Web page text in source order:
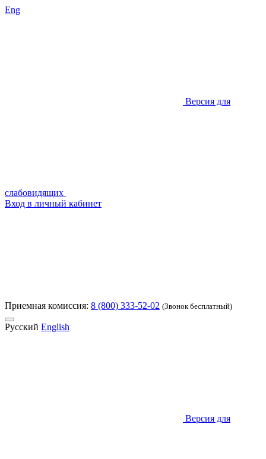
Eng
Версия для
слабовидящих
Вход в личный кабинет
Приемная комиссия: 8 (800) 333-52-02 (Звонок бесплатный)
Русский English
Версия для